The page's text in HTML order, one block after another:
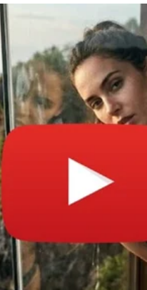
Do kraja meseca
perioda za finansije. Mnogi
da stabilizuju
sada imaće dugoročan
kraja meseca shvatićete
trenutku kada ste bili
ISPUNJENJE